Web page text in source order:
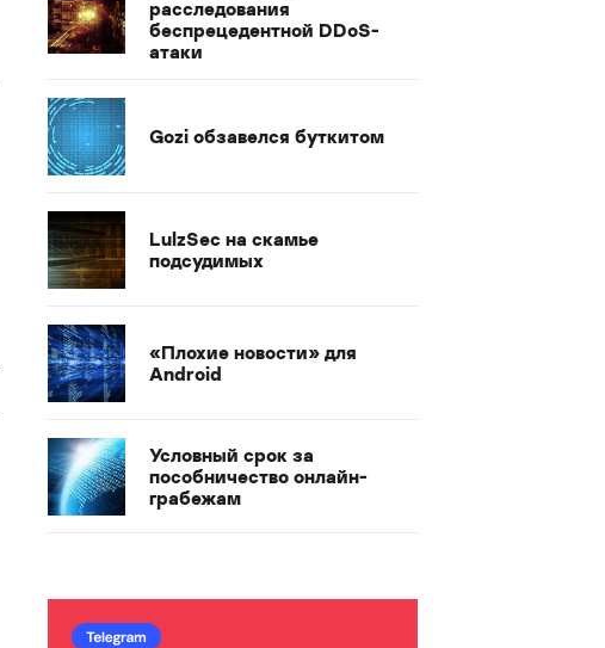
расследования
беспрецедентной DDoS-
атаки
Gozi обзавелся буткитом
LulzSec на скамье
подсудимых
«Плохие новости» для
Android
Условный срок за
пособничество онлайн-
грабежам